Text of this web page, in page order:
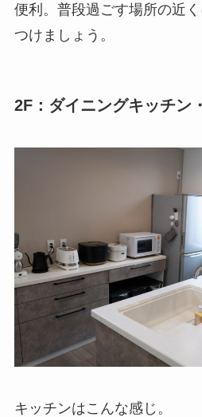
便利。普段過ごす場所の近
つけましょう。
2F：ダイニングキッチン
キッチンはこんな感じ。